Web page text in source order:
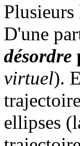
Plusieurs
D'une
désordre
virtuel).
ellipses